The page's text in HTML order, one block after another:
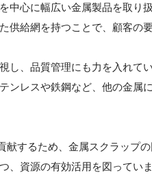
中心に幅広い金属製品を取り
供給網を持つことで、顧客の
し、品質管理にも力を入れて
ンレスや鉄鋼など、他の金属
献するため、金属スクラップ
、資源の有効活用を図ってい